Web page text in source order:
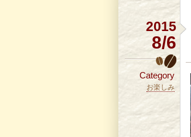
2015
8/6
Category
お楽しみ